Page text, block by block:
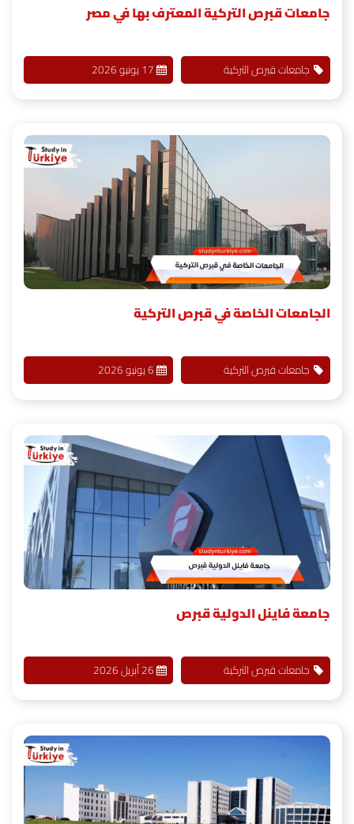
جامعات قبرص التركية المعترف بها في مصر
جامعات قبرص التركية 17 يونيو 2026
الجامعات الخاصة في قبرص التركية
جامعات قبرص التركية 6 يونيو 2026
جامعة فاينل الدولية قبرص
جامعات قبرص التركية 26 أبريل 2026